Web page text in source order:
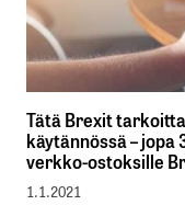
Tätä Brexit
käytännössä –
verkko-ostoksille
1.1.2021